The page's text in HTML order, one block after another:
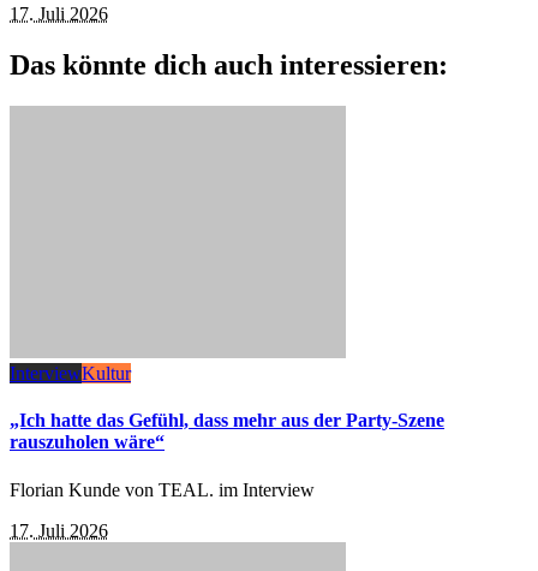
17. Juli 2026
Das könnte dich auch interessieren:
InterviewKultur
„Ich hatte das Gefühl, dass mehr aus der Party-Szene
rauszuholen wäre“
Florian Kunde von TEAL. im Interview
17. Juli 2026